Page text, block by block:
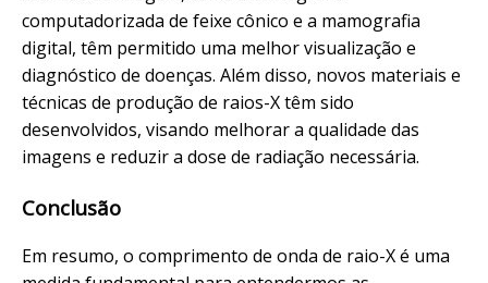
computadorizada de feixe cônico e a mamografia
digital, têm permitido uma melhor visualização e
diagnóstico de doenças. Além disso, novos materiais e
técnicas de produção de raios-X têm sido
desenvolvidos, visando melhorar a qualidade das
imagens e reduzir a dose de radiação necessária.
Conclusão
Em resumo, o comprimento de onda de raio-X é uma